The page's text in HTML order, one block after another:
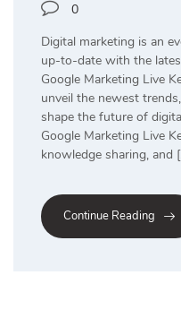
0
Digital marketing is an
up-to-date with the
Google Marketing Live
unveil the newest
shape the future of
Google Marketing Live
knowledge sharing, and
Continue Reading